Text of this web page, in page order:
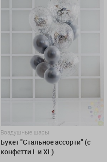
Воздушные шары
Букет "Стальное ассорти" (с
конфетти L и XL)